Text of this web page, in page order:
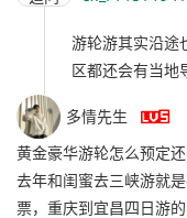
游轮游其实沿途
区都还会有当地
多情先生 
黄金豪华游轮怎么预定
去年和闺蜜去三峡游就
票，重庆到宜昌四日游